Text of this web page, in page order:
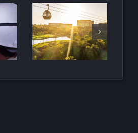
假
：
-纳
新
酒
HALO垂直
移动项目荣
获LOOP设
计奖